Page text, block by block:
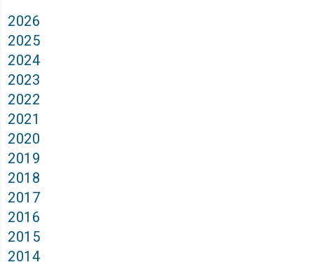
2026
2025
2024
2023
2022
2021
2020
2019
2018
2017
2016
2015
2014